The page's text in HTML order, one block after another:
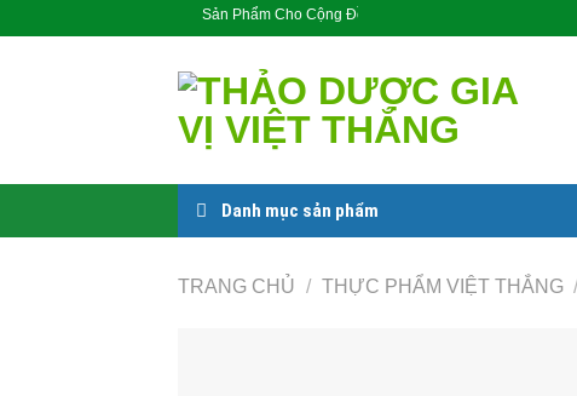
Sản Phẩm Cho Cộng Đồng
Danh mục sản phẩm
TRANG CHỦ / THỰC PHẨM VIỆT THẮNG